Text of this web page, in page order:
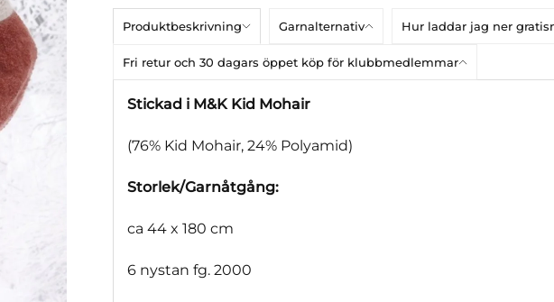
Produktbeskrivning Garnalternativ Hur laddar jag ner
Fri retur och 30 dagars öppet köp för klubbmedlemmar
Stickad i M&K Kid Mohair
(76% Kid Mohair, 24% Polyamid)
Storlek/Garnåtgång:
ca 44 x 180 cm
6 nystan fg. 2000